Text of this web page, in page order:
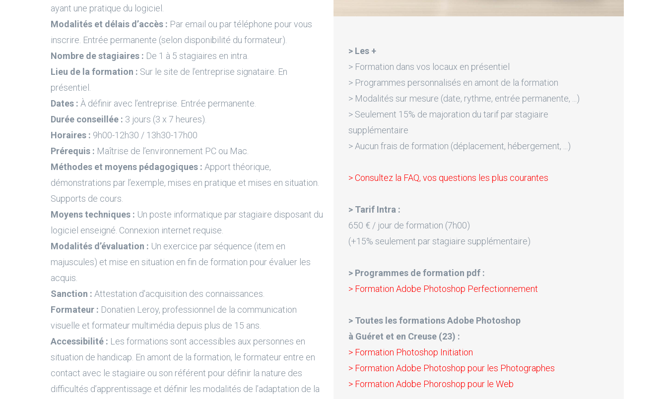
ayant une pratique du logiciel.
Modalités et délais d’accès : Par email ou par téléphone pour vous
inscrire. Entrée permanente (selon disponibilité du formateur).
Nombre de stagiaires : De 1 à 5 stagiaires en intra.
Lieu de la formation : Sur le site de l’entreprise signataire. En
présentiel.
Dates : À définir avec l’entreprise. Entrée permanente.
Durée conseillée : 3 jours (3 x 7 heures).
Horaires : 9h00-12h30 / 13h30-17h00
Prérequis : Maîtrise de l’environnement PC ou Mac.
Méthodes et moyens pédagogiques : Apport théorique,
démonstrations par l’exemple, mises en pratique et mises en situation.
Supports de cours.
Moyens techniques : Un poste informatique par stagiaire disposant du
logiciel enseigné. Connexion internet requise.
Modalités d’évaluation : Un exercice par séquence (item en
majuscules) et mise en situation en fin de formation pour évaluer les
acquis.
Sanction : Attestation d'acquisition des connaissances.
Formateur : Donatien Leroy, professionnel de la communication
visuelle et formateur multimédia depuis plus de 15 ans.
Accessibilité : Les formations sont accessibles aux personnes en
situation de handicap. En amont de la formation, le formateur entre en
contact avec le stagiaire ou son référent pour définir la nature des
difficultés d’apprentissage et définir les modalités de l’adaptation de la
> Les +
> Formation dans vos locaux en présentiel
> Programmes personnalisés en amont de la formation
> Modalités sur mesure (date, rythme, entrée permanente, ...)
> Seulement 15% de majoration du tarif par stagiaire
supplémentaire
> Aucun frais de formation (déplacement, hébergement, ...)
> Consultez la FAQ, vos questions les plus courantes
> Tarif Intra :
650 € / jour de formation (7h00)
(+15% seulement par stagiaire supplémentaire)
> Programmes de formation pdf :
> Formation Adobe Photoshop Perfectionnement
> Toutes les formations Adobe Photoshop
à Guéret et en Creuse (23) :
> Formation Photoshop Initiation
> Formation Adobe Photoshop pour les Photographes
> Formation Adobe Phoroshop pour le Web